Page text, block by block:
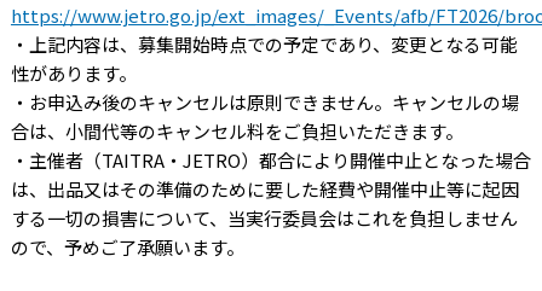
https://www.jetro.go.jp/ext_images/_Events/afb/FT2026/
・上記内容は、募集開始時点での予定であり、変更となる可能
性があります。
・お申込み後のキャンセルは原則できません。キャンセルの場
合は、小間代等のキャンセル料をご負担いただきます。
・主催者（TAITRA・JETRO）都合により開催中止となった場合
は、出品又はその準備のために要した経費や開催中止等に起因
する一切の損害について、当実行委員会はこれを負担しません
ので、予めご了承願います。